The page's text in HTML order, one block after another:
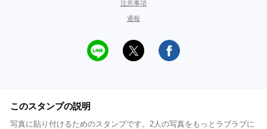
注意事項
通報
このスタンプの説明
写真に貼り付けるためのスタンプです。2人の写真をもっとラブラブに